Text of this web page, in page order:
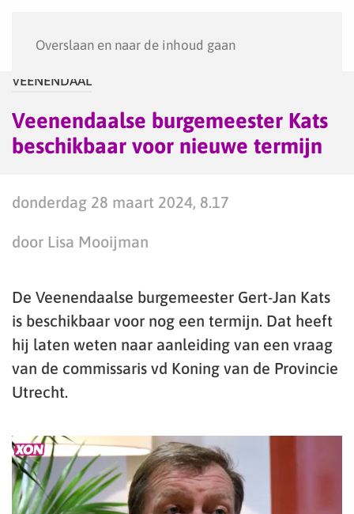
Overslaan en naar de inhoud gaan
VEENENDAAL
Veenendaalse burgemeester Kats
beschikbaar voor nieuwe termijn
donderdag 28 maart 2024, 8.17
door Lisa Mooijman
De Veenendaalse burgemeester Gert-Jan Kats
is beschikbaar voor nog een termijn. Dat heeft
hij laten weten naar aanleiding van een vraag
van de commissaris vd Koning van de Provincie
Utrecht.